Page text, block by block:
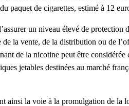
paquet de cigarettes, estimé à 12
un niveau élevé de protection
la vente, de la distribution ou de
de la nicotine peut être
jetables destinées au marché
ainsi la voie à la promulgation de la